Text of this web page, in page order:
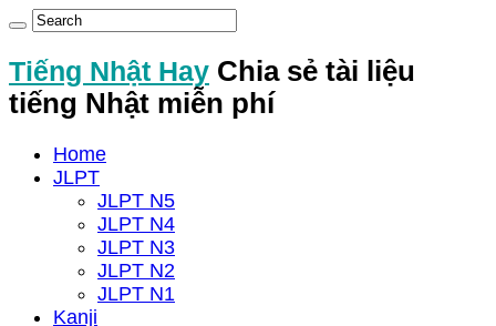
Tiếng Nhật Hay Chia sẻ tài liệu
tiếng Nhật miễn phí
Home
JLPT
JLPT N5
JLPT N4
JLPT N3
JLPT N2
JLPT N1
Kanji